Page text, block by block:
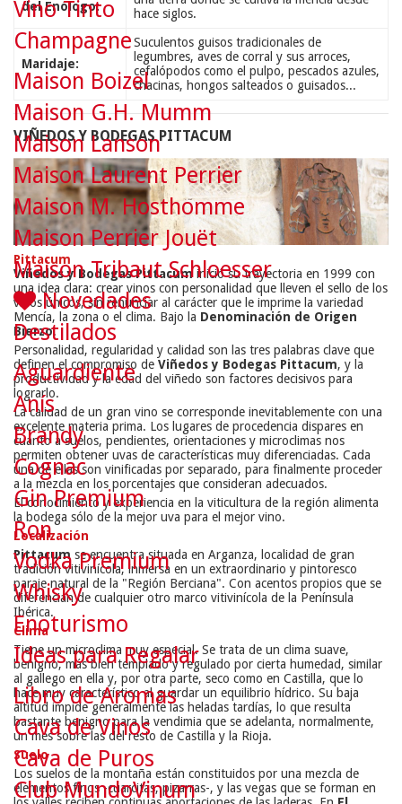
del Enólogo:
hace siglos.
Maridaje:
Suculentos guisos tradicionales de
legumbres, aves de corral y sus arroces,
cefalópodos como el pulpo, pescados azules,
chacinas, hongos salteados o guisados...
VIÑEDOS Y BODEGAS PITTACUM
Pittacum
Viñedos y Bodegas Pittacuminició su trayectoria en 1999 con
una idea clara: crear vinos con personalidad que lleven el sello de los
vinos únicos, sin renunciar al carácter que le imprime la variedad
Mencía, la zona o el clima. Bajo la Denominación de Origen
Bierzo.
Personalidad, regularidad y calidad son las tres palabras clave que
definen el compromiso de Viñedos y Bodegas Pittacum, y la
productividad y la edad del viñedo son factores decisivos para
lograrlo.
La calidad de un gran vino se corresponde inevitablemente con una
excelente materia prima. Los lugares de procedencia dispares en
cuanto a suelos, pendientes, orientaciones y microclimas nos
permiten obtener uvas de características muy diferenciadas. Cada
una de ellas son vinificadas por separado, para finalmente proceder
a la mezcla en los porcentajes que consideran adecuados.
El conocimiento y experiencia en la viticultura de la región alimenta
la bodega sólo de la mejor uva para el mejor vino.
Localización
Pittacum se encuentra situada en Arganza, localidad de gran
tradición vitivinícola, inmersa en un extraordinario y pintoresco
paraje natural de la "Región Berciana". Con acentos propios que se
diferencian de cualquier otro marco vitivinícola de la Península
Ibérica.
Clima
Tiene un microclima muy especial. Se trata de un clima suave,
benigno, más bien templado y regulado por cierta humedad, similar
al gallego en ella y, por otra parte, seco como en Castilla, que lo
hace muy característico al guardar un equilibrio hídrico. Su baja
altitud impide generalmente las heladas tardías, lo que resulta
bastante benigno para la vendimia que se adelanta, normalmente,
un mes sobre las del resto de Castilla y la Rioja.
Suelo
Los suelos de la montaña están constituidos por una mezcla de
elementos finos -cuarcitas, pizarras-, y las vegas que se forman en
Vino Tinto
Champagne
Maison Boizel
Maison G.H. Mumm
Maison Lanson
Maison Laurent Perrier
Maison M. Hosthomme
Maison Perrier Jouët
Maison Tribaut Schloesser
Novedades
Destilados
Aguardiente
Anís
Brandy
Cognac
Gin Premium
Ron
Vodka Premium
Whisky
Enoturismo
Ideas para Regalar
Libro de Aromas
Cava de Vinos
Cava de Puros
Club MundoVinum